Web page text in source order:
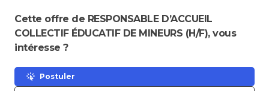
Cette offre de RESPONSABLE D’ACCUEIL
COLLECTIF ÉDUCATIF DE MINEURS (H/F), vous
intéresse ?
Postuler